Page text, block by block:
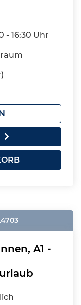
- 16:30 Uhr
A1 -